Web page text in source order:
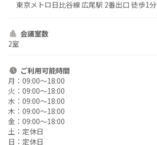
東京メトロ日比谷線 広尾駅 2番出口 徒歩1分
会議室数
2室
ご利用可能時間
月： 09:00〜18:00
火： 09:00〜18:00
水： 09:00〜18:00
木： 09:00〜18:00
金： 09:00〜18:00
土： 定休日
日： 定休日